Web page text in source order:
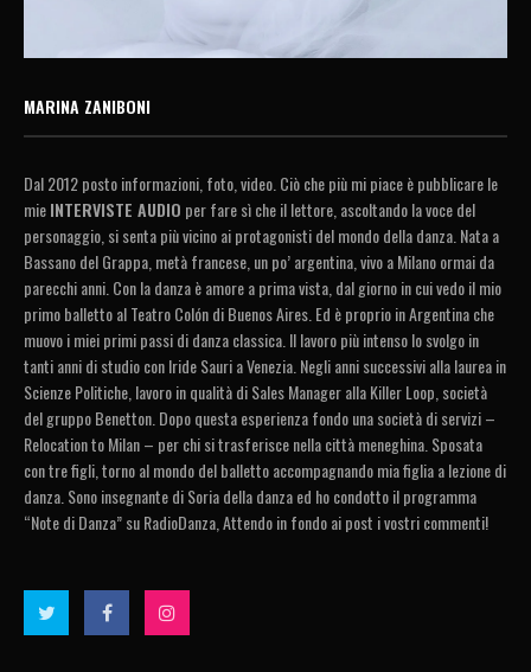
MARINA ZANIBONI
Dal 2012 posto informazioni, foto, video. Ciò che più mi piace è pubblicare le
mieINTERVISTE AUDIO per fare sì che il lettore, ascoltando la voce del
personaggio, si senta più vicino ai protagonisti del mondo della danza. Nata a
Bassano del Grappa, metà francese, un po’ argentina, vivo a Milano ormai da
parecchi anni. Con la danza è amore a prima vista, dal giorno in cui vedo il mio
primo balletto al Teatro Colón di Buenos Aires. Ed è proprio in Argentina che
muovo i miei primi passi di danza classica. Il lavoro più intenso lo svolgo in
tanti anni di studio con Iride Sauri a Venezia. Negli anni successivi alla laurea in
Scienze Politiche, lavoro in qualità di Sales Manager alla Killer Loop, società
del gruppo Benetton. Dopo questa esperienza fondo una società di servizi –
Relocation to Milan – per chi si trasferisce nella città meneghina. Sposata
con tre figli, torno al mondo del balletto accompagnando mia figlia a lezione di
danza. Sono insegnante di Soria della danza ed ho condotto il programma
“Note di Danza” su RadioDanza, Attendo in fondo ai post i vostri commenti!